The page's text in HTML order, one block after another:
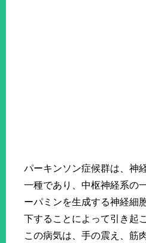
パーキンソン症候群は、神
一種であり、中枢神経系の
ーパミンを生成する神経細
下することによって引き起
この病気は、手の震え、筋